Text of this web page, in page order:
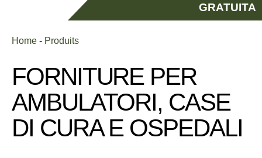
GRATUITA
Home - Produits
FORNITURE PER
AMBULATORI, CASE
DI CURA E OSPEDALI